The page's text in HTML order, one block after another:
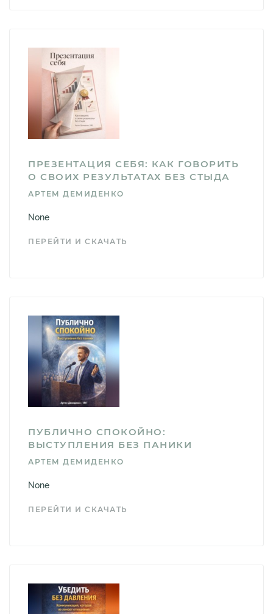
ПРЕЗЕНТАЦИЯ СЕБЯ: КАК ГОВОРИТЬ
О СВОИХ РЕЗУЛЬТАТАХ БЕЗ СТЫДА
АРТЕМ ДЕМИДЕНКО
None
ПЕРЕЙТИ И СКАЧАТЬ
ПУБЛИЧНО СПОКОЙНО:
ВЫСТУПЛЕНИЯ БЕЗ ПАНИКИ
АРТЕМ ДЕМИДЕНКО
None
ПЕРЕЙТИ И СКАЧАТЬ